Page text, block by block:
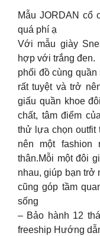
Mẫu JORDAN cổ
quá phí ạ
Với mẫu giày
hợp với trắng đen.
phối đồ cùng
rất tuyệt và trở
giấu quần khoe
chất, tâm điểm
thử lựa chọn outfit
nên một fashion
thân.Mỗi một đôi
nhau, giúp bạn trở
cũng góp tầm
sống
– Bảo hành 12
freeship Hướng